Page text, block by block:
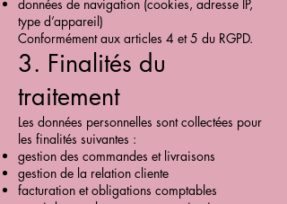
données de navigation (cookies, adresse IP,
type d’appareil)
Conformément aux articles 4 et 5 du RGPD.
3. Finalités du
traitement
Les données personnelles sont collectées pour
les finalités suivantes :
gestion des commandes et livraisons
gestion de la relation cliente
facturation et obligations comptables